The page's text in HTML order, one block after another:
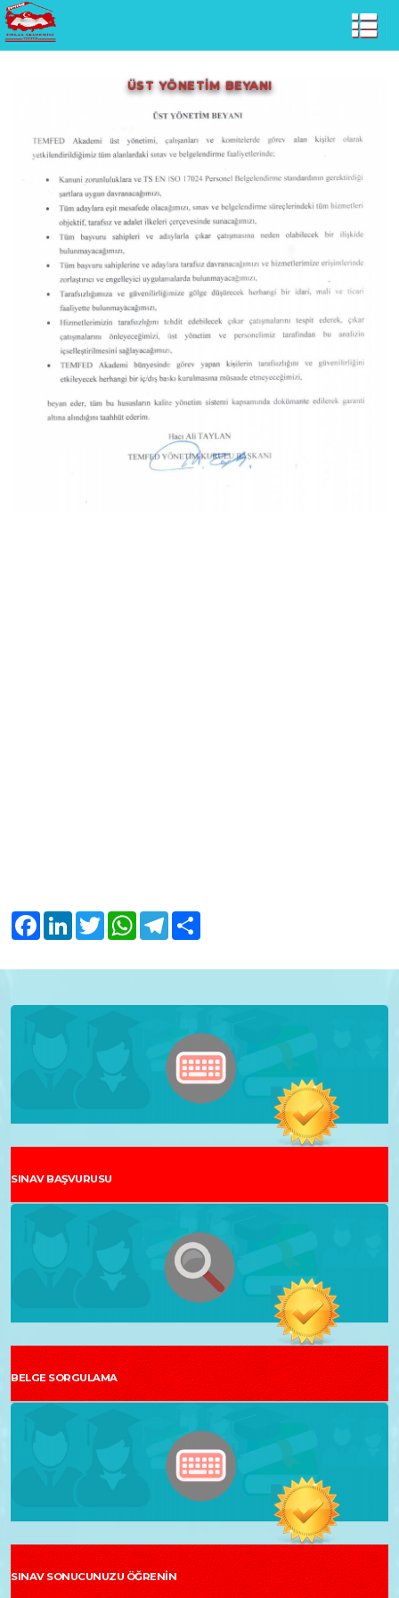
ÜST YÖNETİM BEYANI
SINAV BAŞVURUSU
BELGE SORGULAMA
SINAV SONUCUNUZU ÖĞRENİN
FacebookLinkedIn Twitter WhatsAppTelegram